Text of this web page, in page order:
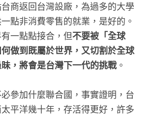
商返回台灣設廠，為過多的大學
點非消費零售的就業，是好的。
一點點接合，但不要被「全球
做到既屬於世界，又切割於全球
，將會是台灣下一代的挑戰。
參加什麼聯合國，事實證明，台
平洋幾十年，存活得更好，許多